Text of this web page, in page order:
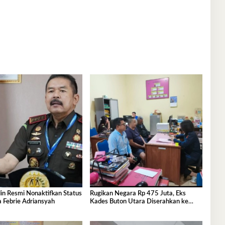
Resmi Nonaktifkan Status
Febrie Adriansyah
Rugikan Negara Rp 475 Juta, Eks
Kades Buton Utara Diserahkan ke